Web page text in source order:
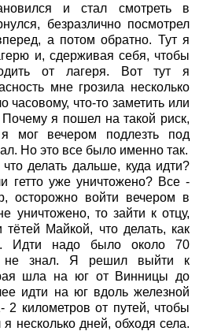
и стал смотреть в
безразлично посмотрел
а потом обратно. Тут я
и, сдерживая себя, чтобы
от лагеря. Вот тут я
мне грозила несколько
часовому, что-то заметить или
я пошел на такой риск,
мог вечером подлезть под
Но это все было именно так.
делать дальше, куда идти?
гетто уже уничтожено? Все -
осторожно войти вечером в
уничтожено, то зайти к отцу,
Майкой, что делать, как
Идти надо было около 70
не знал. Я решил выйти к
шла на юг от Винницы до
идти на юг вдоль железной
2 километров от путей, чтобы
несколько дней, обходя села.